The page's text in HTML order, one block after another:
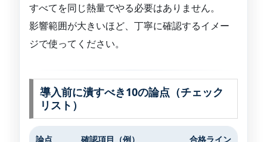
すべてを同じ熱量でやる必要はありません。
影響範囲が大きいほど、丁寧に確認するイメー
ジで使ってください。
導入前に潰すべき10の論点（チェック
リスト）
論点 確認項目（例）
合格ライン